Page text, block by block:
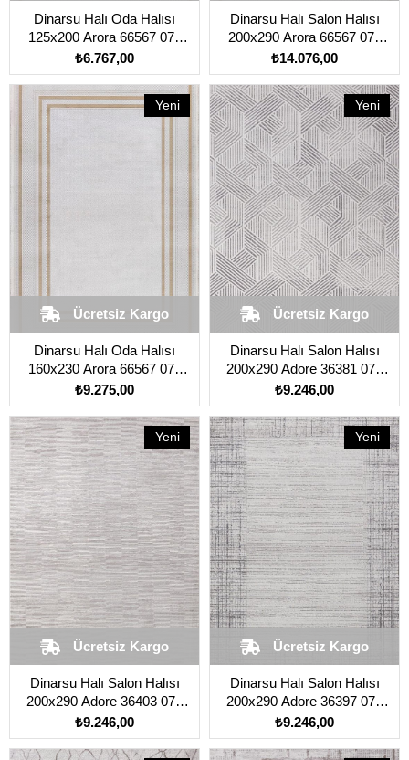
Dinarsu Halı Oda Halısı
125x200 Arora 66567 079
Vizon
₺6.767,00
Dinarsu Halı Salon Halısı
200x290 Arora 66567 079
Vizon
₺14.076,00
Dinarsu Halı Oda Halısı
160x230 Arora 66567 079
Vizon
₺9.275,00
Ücretsiz Kargo
Yeni
Dinarsu Halı Salon Halısı
200x290 Adore 36381 070
Vizon
₺9.246,00
Ücretsiz Kargo
Yeni
Ürün
Dinarsu Halı Salon Halısı
200x290 Adore 36403 070
Vizon
₺9.246,00
Ücretsiz Kargo
Yeni
Ürün
Dinarsu Halı Salon Halısı
200x290 Adore 36397 070
Vizon
₺9.246,00
Ücretsiz Kargo
Yeni
Ürün